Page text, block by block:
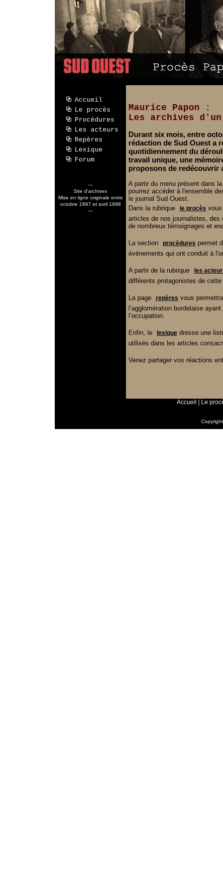
Accueil
Le procès
Procédures
Les acteurs
Repères
Lexique
Forum
---
Site d'archives
Mise en ligne originale entre
octobre 1997 et avril 1998
---
Maurice Papon :
Les archives
Durant six mois, entre
rédaction de Sud Ouest a
quotidiennement du
travail unique, une
proposons de redécouvrir
A partir du menu présent dans
pourrez accéder à l'ensemble
le journal Sud Ouest.
Dans la rubrique
le procès
articles de nos journalistes, des
de nombreux témoignages et
La section procédures permet
évènements qui ont conduit à
A partir de la rubrique les
différents protagonistes de
La page repères vous
l’agglomération bordelaise
l’occupation.
Enfin, le lexique dresse une
utilisés dans les articles
Venez partager vos réactions
Accueil Le